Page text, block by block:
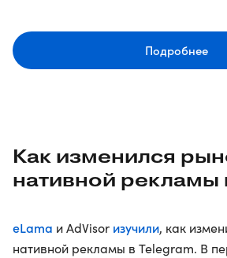
Подробнее
Как изменился
нативной рекламы
eLama и AdVisor изучили, как
нативной рекламы в Telegram. В